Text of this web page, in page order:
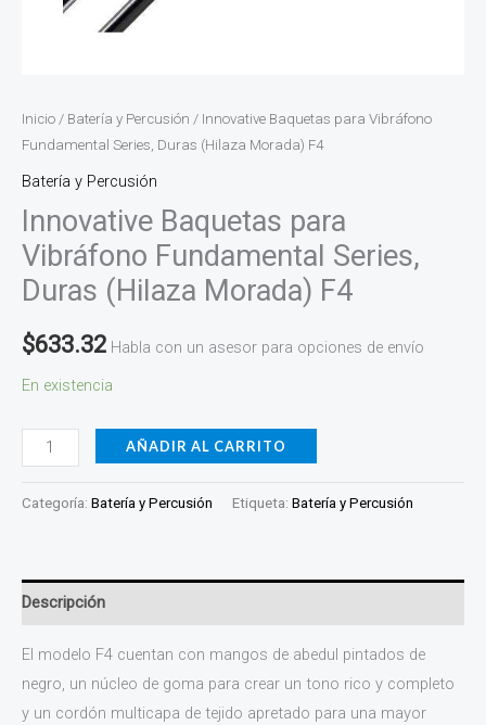
Inicio / Batería y Percusión / Innovative Baquetas para Vibráfono
Fundamental Series, Duras (Hilaza Morada) F4
Batería y Percusión
Innovative Baquetas para
Vibráfono Fundamental Series,
Duras (Hilaza Morada) F4
$633.32 Habla con un asesor para opciones de envío
En existencia
AÑADIR AL CARRITO
Categoría: Batería y Percusión Etiqueta: Batería y Percusión
Descripción
El modelo F4 cuentan con mangos de abedul pintados de
negro, un núcleo de goma para crear un tono rico y completo
y un cordón multicapa de tejido apretado para una mayor